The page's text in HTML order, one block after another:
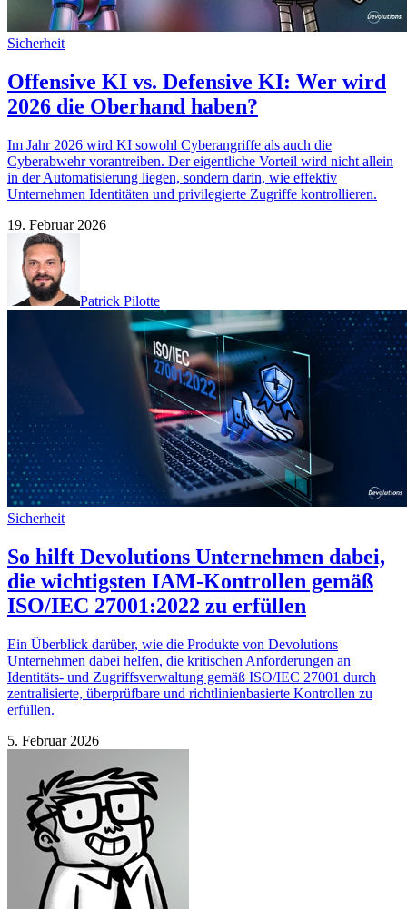
Sicherheit
Offensive KI vs. Defensive KI: Wer wird
2026 die Oberhand haben?
Im Jahr 2026 wird KI sowohl Cyberangriffe als auch die
Cyberabwehr vorantreiben. Der eigentliche Vorteil wird nicht allein
in der Automatisierung liegen, sondern darin, wie effektiv
Unternehmen Identitäten und privilegierte Zugriffe kontrollieren.
19. Februar 2026
Patrick Pilotte
Sicherheit
So hilft Devolutions Unternehmen dabei,
die wichtigsten IAM-Kontrollen gemäß
ISO/IEC 27001:2022 zu erfüllen
Ein Überblick darüber, wie die Produkte von Devolutions
Unternehmen dabei helfen, die kritischen Anforderungen an
Identitäts- und Zugriffsverwaltung gemäß ISO/IEC 27001 durch
zentralisierte, überprüfbare und richtlinienbasierte Kontrollen zu
erfüllen.
5. Februar 2026